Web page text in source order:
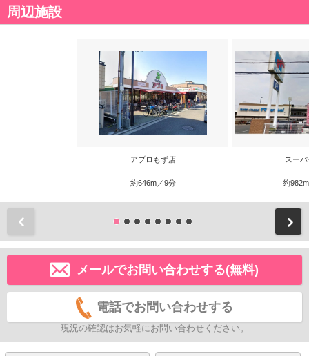
周辺施設
アプロもず店
約646m／9分
スー
約
メールでお問い合わせする(無料)
電話でお問い合わせする
現況の確認はお気軽にお問い合わせください。